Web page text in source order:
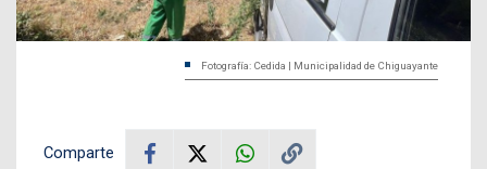
Fotografía: Cedida | Municipalidad de Chiguayante
Comparte